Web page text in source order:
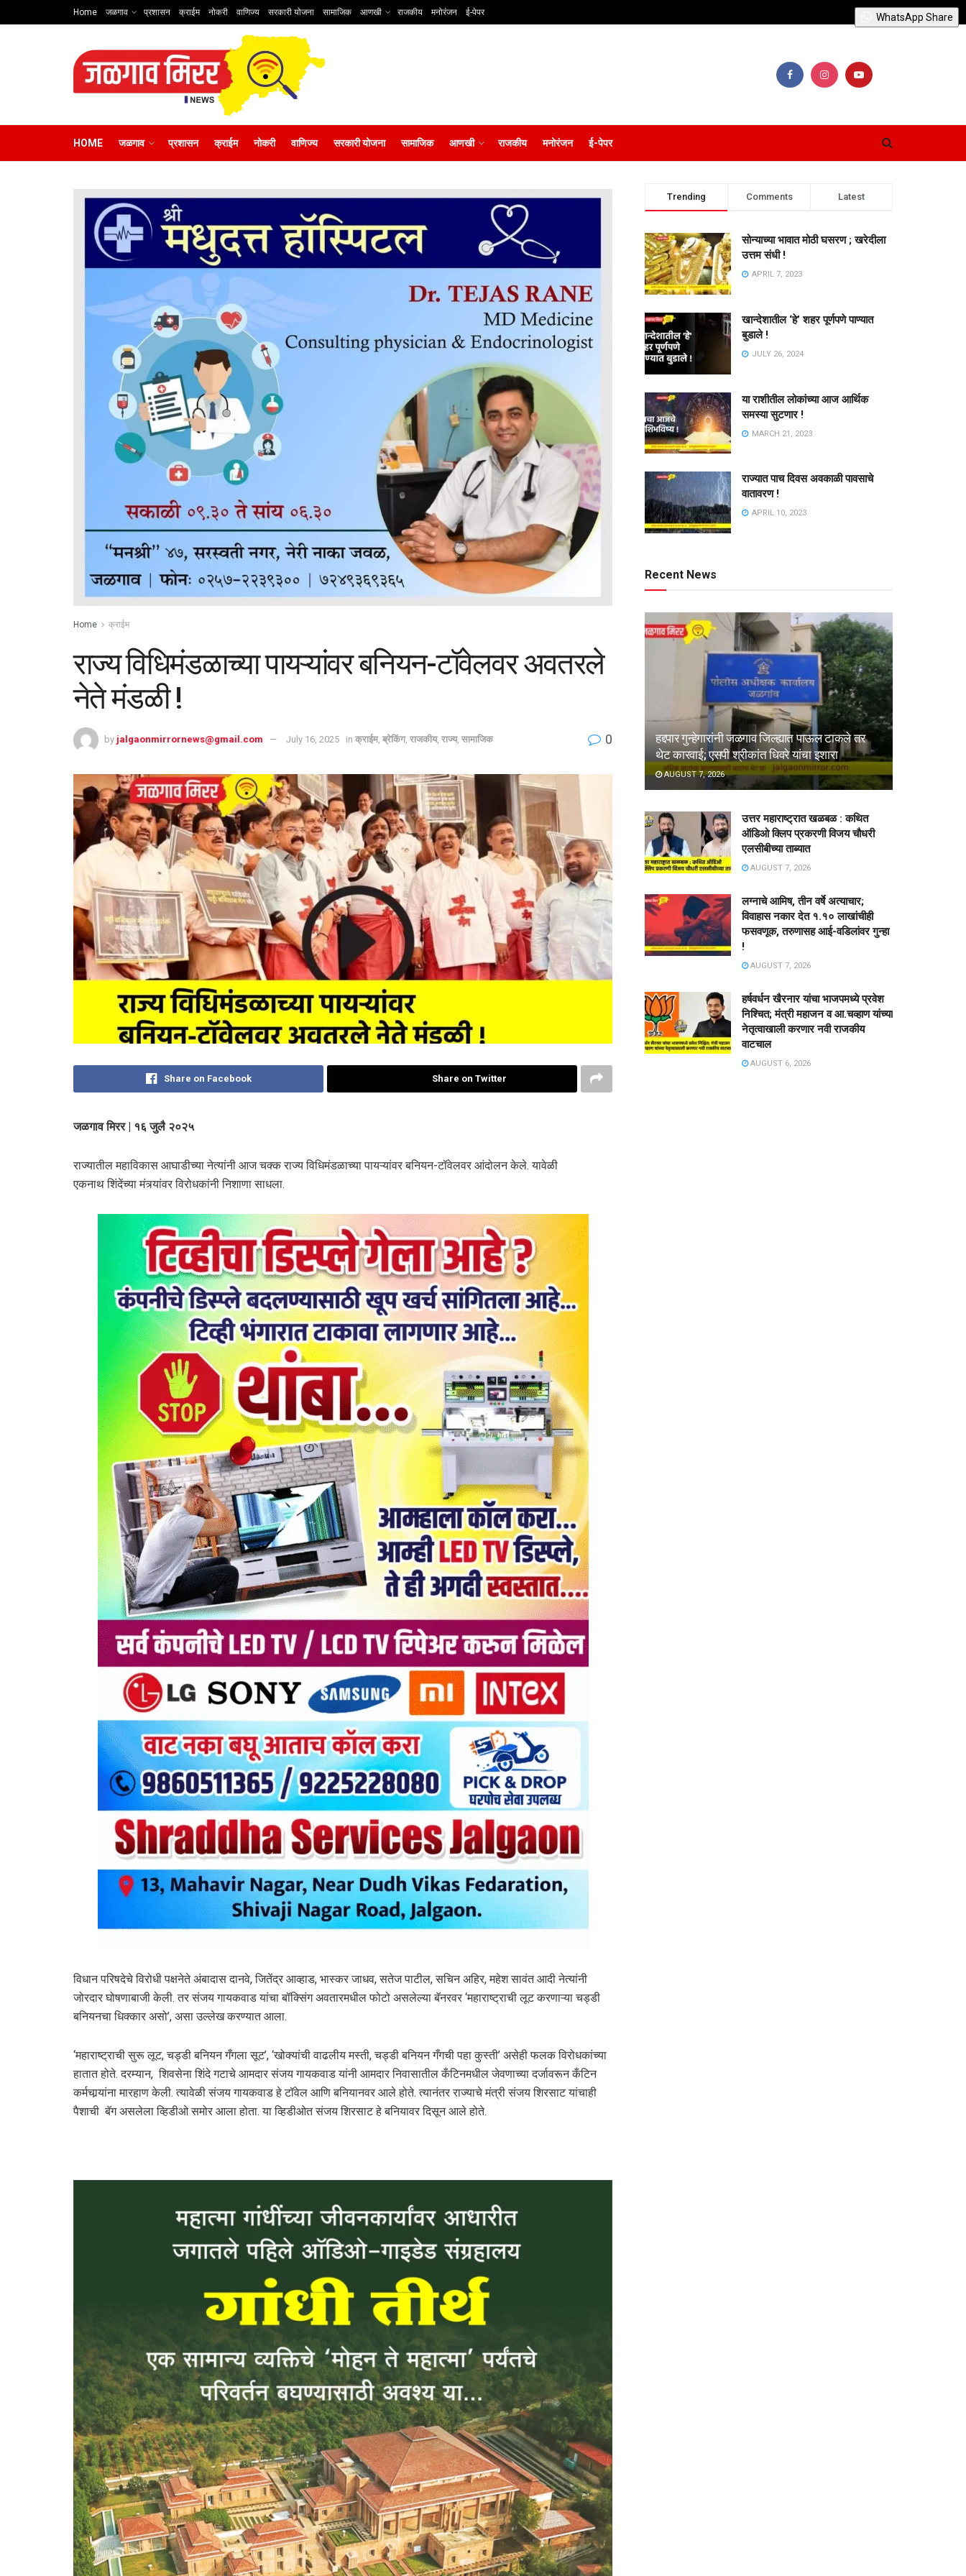
Home जळगाव प्रशासन क्राईम नोकरी वाणिज्य सरकारी योजना सामाजिक आणखी राजकीय मनोरंजन ई-पेपर
HOME जळगाव प्रशासन क्राईम नोकरी वाणिज्य सरकारी योजना सामाजिक आणखी राजकीय मनोरंजन ई-पेपर
Home क्राईम
राज्य विधिमंडळाच्या पायऱ्यांवर बनियन-टॉवेलवर अवतरले
नेते मंडळी !
by jalgaonmirrornews@gmail.com July 16, 2025 in क्राईम, ब्रेकिंग, राजकीय, राज्य, सामाजिक 0
Share on Facebook Share on Twitter
जळगाव मिरर | १६ जुलै २०२५
राज्यातील महाविकास आघाडीच्या नेत्यांनी आज चक्क राज्य विधिमंडळाच्या पायऱ्यांवर बनियन-टॉवेलवर आंदोलन केले. यावेळी
एकनाथ शिंदेंच्या मंत्र्यांवर विरोधकांनी निशाणा साधला.
विधान परिषदेचे विरोधी पक्षनेते अंबादास दानवे, जितेंद्र आव्हाड, भास्कर जाधव, सतेज पाटील, सचिन अहिर, महेश सावंत आदी नेत्यांनी
जोरदार घोषणाबाजी केली. तर संजय गायकवाड यांचा बॉक्सिंग अवतारमधील फोटो असलेल्या बॅनरवर ‘महाराष्ट्राची लूट करणाऱ्या चड्डी
बनियनचा धिक्कार असो’, असा उल्लेख करण्यात आला.
‘महाराष्ट्राची सुरू लूट, चड्डी बनियन गँगला सूट’, ‘खोक्यांची वाढलीय मस्ती, चड्डी बनियन गँगची पहा कुस्ती’ असेही फलक विरोधकांच्या
हातात होते. दरम्यान, शिवसेना शिंदे गटाचे आमदार संजय गायकवाड यांनी आमदार निवासातील कँटिनमधील जेवणाच्या दर्जावरून कँटिन
कर्मचार्‍यांना मारहाण केली. त्यावेळी संजय गायकवाड हे टॉवेल आणि बनियानवर आले होते. त्यानंतर राज्याचे मंत्री संजय शिरसाट यांचाही
पैशाची बॅग असलेला व्हिडीओ समोर आला होता. या व्हिडीओत संजय शिरसाट हे बनियावर दिसून आले होते.
Trending Comments Latest
सोन्याच्या भावात मोठी घसरण ; खरेदीला
उत्तम संधी !
APRIL 7, 2023
खान्देशातील ‘हे’ शहर पूर्णपणे पाण्यात
बुडाले !
JULY 26, 2024
या राशीतील लोकांच्या आज आर्थिक
समस्या सुटणार !
MARCH 21, 2023
राज्यात पाच दिवस अवकाळी पावसाचे
वातावरण !
APRIL 10, 2023
Recent News
हद्दपार गुन्हेगारांनी जळगाव जिल्ह्यात पाऊल टाकले तर
थेट कारवाई; एसपी श्रीकांत धिवरे यांचा इशारा
AUGUST 7, 2026
उत्तर महाराष्ट्रात खळबळ : कथित
ऑडिओ क्लिप प्रकरणी विजय चौधरी
एलसीबीच्या ताब्यात
AUGUST 7, 2026
लग्नाचे आमिष, तीन वर्षे अत्याचार;
विवाहास नकार देत १.१० लाखांचीही
फसवणूक, तरुणासह आई-वडिलांवर गुन्हा
!
AUGUST 7, 2026
हर्षवर्धन खैरनार यांचा भाजपमध्ये प्रवेश
निश्चित; मंत्री महाजन व आ.चव्हाण यांच्या
नेतृत्वाखाली करणार नवी राजकीय
वाटचाल
AUGUST 6, 2026
WhatsApp Share